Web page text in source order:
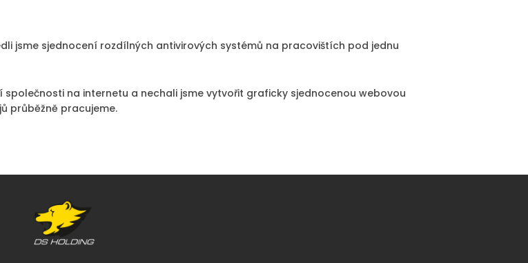
jsme sjednocení rozdílných antivirových systémů na pracovištích pod jednu
na internetu a nechali jsme vytvořit graficky sjednocenou webovou
průběžně pracujeme.